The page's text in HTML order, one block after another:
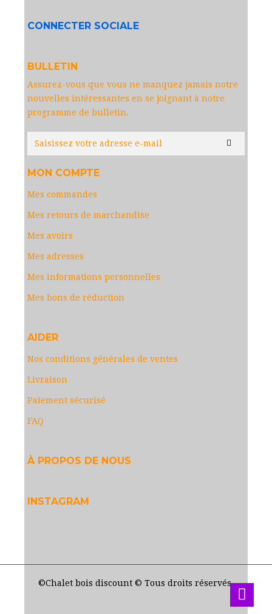
CONNECTER SOCIALE
BULLETIN
Assurez-vous que vous ne manquez jamais notre
nouvelles intéressantes en se joignant à notre
programme de bulletin.
MON COMPTE
Mes commandes
Mes retours de marchandise
Mes avoirs
Mes adresses
Mes informations personnelles
Mes bons de réduction
AIDER
Nos conditions générales de ventes
Livraison
Paiement sécurisé
FAQ
À PROPOS DE NOUS
INSTAGRAM
©Chalet bois discount © Tous droits réservés.